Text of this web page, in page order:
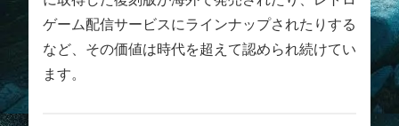
ゲーム配信サービスにラインナップされたりする
など、その価値は時代を超えて認められ続けてい
ます。